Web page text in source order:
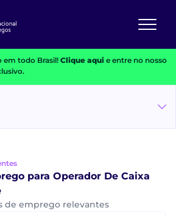
em todo Brasil!Clique aquie entre no nosso
para Operador De Caixa
de emprego relevantes